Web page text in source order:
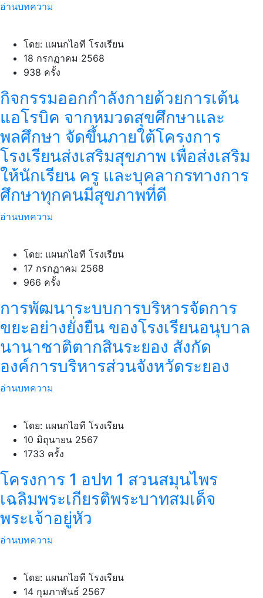
อ่านบทความ
โดย: แผนกไอที โรงเรียน
18 กรกฏาคม 2568
938 ครั้ง
กิจกรรมออกกำลังกายด้วยการเต้น
แอโรบิค จากหมวดสุขศึกษาและ
พลศึกษา จัดขึ้นภายใต้โครงการ
โรงเรียนส่งเสริมสุขภาพ เพื่อส่งเสริม
ให้นักเรียน ครู และบุคลากรทางการ
ศึกษาทุกคนมีสุขภาพที่ดี
อ่านบทความ
โดย: แผนกไอที โรงเรียน
17 กรกฏาคม 2568
966 ครั้ง
การพัฒนาระบบการบริหารจัดการ
ขยะอย่างยั่งยืน ของโรงเรียนอนุบาล
นานาชาติตากสินระยอง สังกัด
องค์การบริหารส่วนจังหวัดระยอง
อ่านบทความ
โดย: แผนกไอที โรงเรียน
10 มิถุนายน 2567
1733 ครั้ง
โครงการ 1 อปท 1 สวนสมุนไพร
เฉลิมพระเกียรติพระบาทสมเด็จ
พระเจ้าอยู่หัว
อ่านบทความ
โดย: แผนกไอที โรงเรียน
14 กุมภาพันธ์ 2567